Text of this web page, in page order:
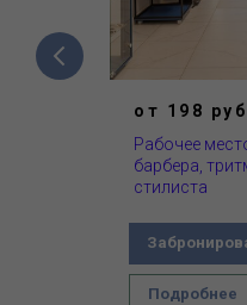
от 198
Рабочее
барбера,
стилиста
Подробнее